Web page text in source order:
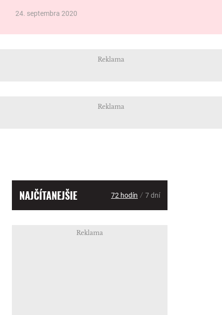
24. septembra 2020
Reklama
Reklama
NAJČÍTANEJŠIE 72 hodín / 7 dní
Reklama